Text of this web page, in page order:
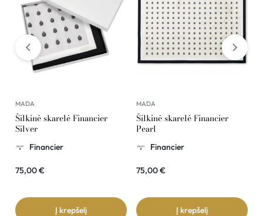
MADA
Šilkinė skarelė Financier
Silver
Financier
75,00€
Į krepšelį
MADA
Šilkinė skarelė Financier
Pearl
Financier
75,00€
Į krepšelį